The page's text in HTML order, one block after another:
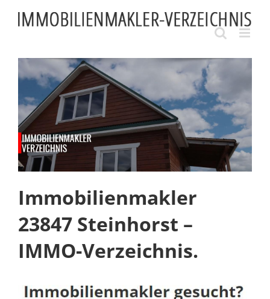
content
Immobilienmakler
23847 Steinhorst –
IMMO-Verzeichnis.